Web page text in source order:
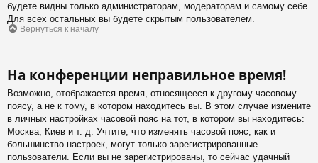
будете видны только администраторам, модераторам и самому себе.
Для всех остальных вы будете скрытым пользователем.
Вернуться к началу
На конференции неправильное время!
Возможно, отображается время, относящееся к другому часовому
поясу, а не к тому, в котором находитесь вы. В этом случае измените
в личных настройках часовой пояс на тот, в котором вы находитесь:
Москва, Киев и т. д. Учтите, что изменять часовой пояс, как и
большинство настроек, могут только зарегистрированные
пользователи. Если вы не зарегистрированы, то сейчас удачный